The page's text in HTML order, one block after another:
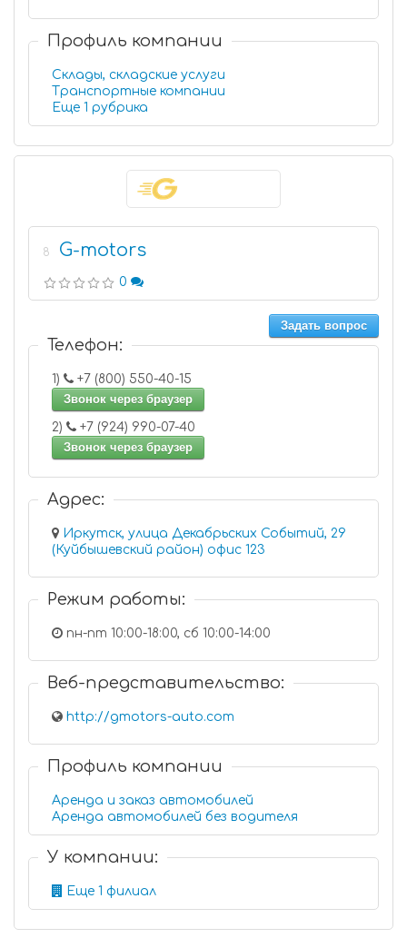
Профиль компании
Склады, складские услуги
Транспортные компании
Еще 1 рубрика
8 G-motors
0
Задать вопрос
Телефон:
1)
+7 (800) 550-40-15
Звонок через браузер
2)
+7 (924) 990-07-40
Звонок через браузер
Адрес:
Иркутск, улица Декабрьских Событий, 29
(Куйбышевский район) офис 123
Режим работы:
пн-пт 10:00-18:00, сб 10:00-14:00
Веб-представительство:
http://gmotors-auto.com
Профиль компании
Аренда и заказ автомобилей
Аренда автомобилей без водителя
У компании:
Еще 1 филиал